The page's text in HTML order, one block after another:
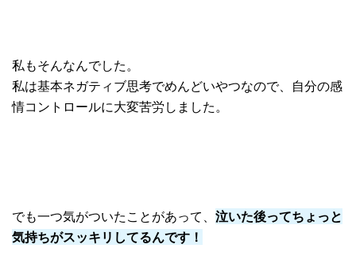
私もそんなんでした。
私は基本ネガティブ思考でめんどいやつなので、 自分の感
情コントロールに大変苦労しました。
でも一つ気がついたことがあって、 泣いた後ってちょっと
気持ちがスッキリしてるんです！